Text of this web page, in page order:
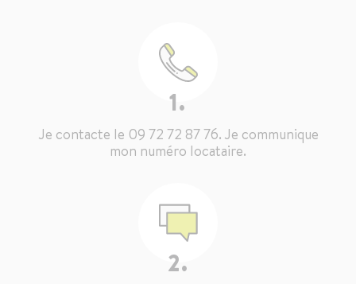
1.
Je contacte le 09 72 72 87 76. Je communique
mon numéro locataire.
2.